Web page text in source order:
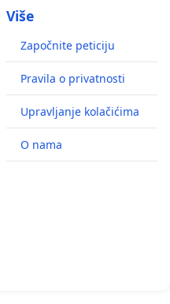
Više
Započnite peticiju
Pravila o privatnosti
Upravljanje kolačićima
O nama